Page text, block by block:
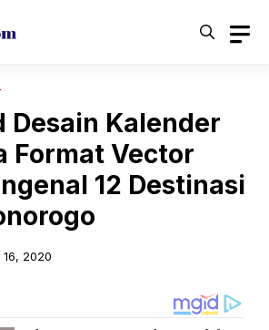
Desain Kalender
Format Vector
12 Destinasi
2020